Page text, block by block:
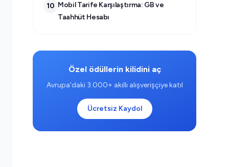
10 Mobil Tarife Karşılaştırma: GB ve
Taahhüt Hesabı
Özel ödüllerin kilidini aç
Avrupa'daki 3.000+ akıllı alışverişçiye katıl
Ücretsiz Kaydol